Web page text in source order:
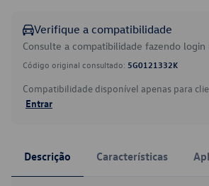
Verifique a compatibilidade
Consulte a compatibilidade fazendo login
Código original consultado: 5G0121332K
Compatibilidade disponível apenas para
Entrar
Descrição Características